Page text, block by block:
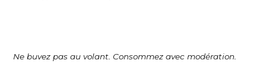
Ne buvez pas au volant. Consommez avec modération.